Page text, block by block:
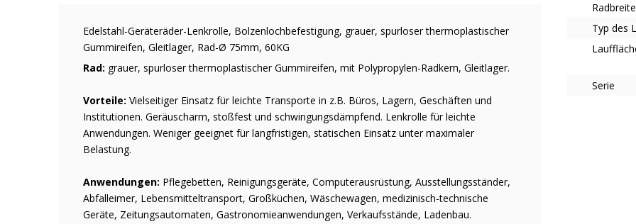
Edelstahl-Geräteräder-Lenkrolle, Bolzenlochbefestigung, grauer, spurloser thermoplastischer
Gummireifen, Gleitlager, Rad-Ø 75mm, 60KG
Rad: grauer, spurloser thermoplastischer Gummireifen, mit Polypropylen-Radkern, Gleitlager.
Vorteile: Vielseitiger Einsatz für leichte Transporte in z.B. Büros, Lagern, Geschäften und
Institutionen. Geräuscharm, stoßfest und schwingungsdämpfend. Lenkrolle für leichte
Anwendungen. Weniger geeignet für langfristigen, statischen Einsatz unter maximaler
Belastung.
Anwendungen: Pflegebetten, Reinigungsgeräte, Computerausrüstung, Ausstellungsständer,
Abfalleimer, Lebensmitteltransport, Großküchen, Wäschewagen, medizinisch-technische
Geräte, Zeitungsautomaten, Gastronomieanwendungen, Verkaufsstände, Ladenbau.
Typ des
Serie